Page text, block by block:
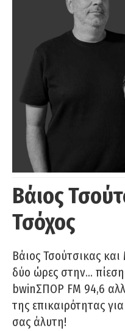
Βάιος
Τσόχος
Βάιος Τσούτσικας
δύο ώρες στην…
bwinΣΠΟΡ FM 94,6
της επικαιρότητας
σας άλυτη!